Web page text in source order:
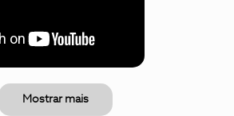
Mostrar mais